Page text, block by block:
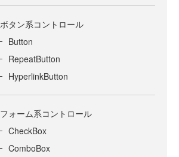
ボタン系コントロール
Button
RepeatButton
HyperlinkButton
フォーム系コントロール
CheckBox
ComboBox